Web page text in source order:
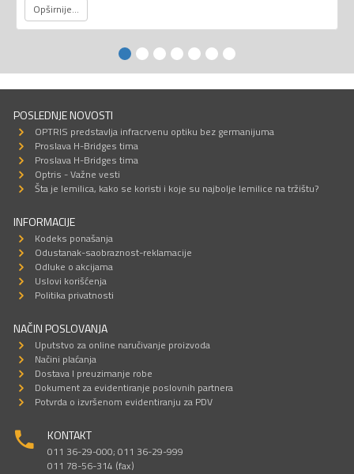
Opširnije...
POSLEDNJE NOVOSTI
OPTRIS predstavlja infracrvenu optiku bez germanijuma
Proslava H-Bridges tima
Proslava H-Bridges tima
Optris - Važne vesti
Šta je lemilica, kako se koristi i koje su najbolje lemilice na tržištu?
INFORMACIJE
Kodeks ponašanja
Odustanak-saobraznost-reklamacije
Odluke o akcijama
Uslovi korišćenja
Politika privatnosti
NAČIN POSLOVANJA
Uputstvo za online naručivanje proizvoda
Načini plaćanja
Dostava I preuzimanje robe
Dokument za evidentiranje poslovnih partnera
Potvrda o izvršenom evidentiranju za PDV
KONTAKT
011 36-29-000; 011 36-29-999
011 78-56-314 (fax)